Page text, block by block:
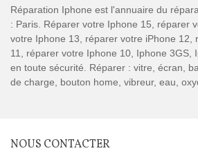
Réparation Iphone est l'annuaire du
: Paris. Réparer votre Iphone 15, réparer
votre Iphone 13, réparer votre iPhone 12,
11, réparer votre Iphone 10, Iphone 3GS,
en toute sécurité. Réparer : vitre, écran,
de charge, bouton home, vibreur, eau,
NOUS CONTACTER